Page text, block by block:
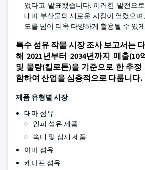
었다고 발표했습니다. 이러한 발전으
대마 부산물의 새로운 시장이 열렸으
도를 넘어 더욱 다양하게 활용될 수 있
특수 섬유 작물 시장 조사 보고서는
해 2021년부터 2034년까지 매출(10
및 물량(킬로톤)을 기준으로 한 추
함하여 산업을 심층적으로 다룹니다.
제품 유형별 시장
대마 섬유
인피 섬유 제품
속대 및 심재 제품
아마 섬유
케나프 섬유